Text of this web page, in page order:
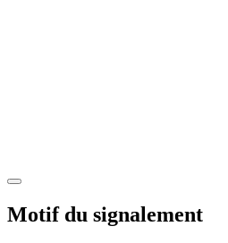
Motif du signalement